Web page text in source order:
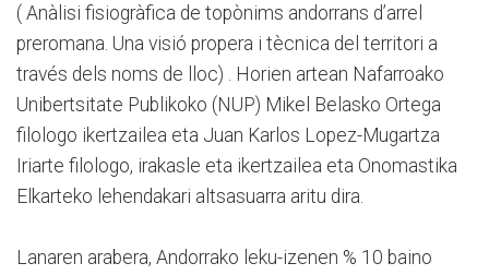
( Anàlisi fisiogràfica de topònims andorrans d’arrel
preromana. Una visió propera i tècnica del territori a
través dels noms de lloc) . Horien artean Nafarroako
Unibertsitate Publikoko (NUP) Mikel Belasko Ortega
filologo ikertzailea eta Juan Karlos Lopez-Mugartza
Iriarte filologo, irakasle eta ikertzailea eta Onomastika
Elkarteko lehendakari altsasuarra aritu dira.
Lanaren arabera, Andorrako leku-izenen % 10 baino